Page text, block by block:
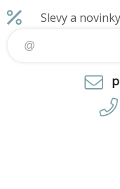
ovzduší je
minimalizaci
účinků na zdraví,
nemocí a
Slevy a